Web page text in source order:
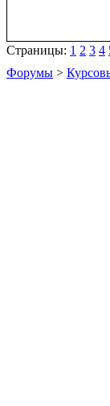
Страницы: 1 2 3 4
Форумы >